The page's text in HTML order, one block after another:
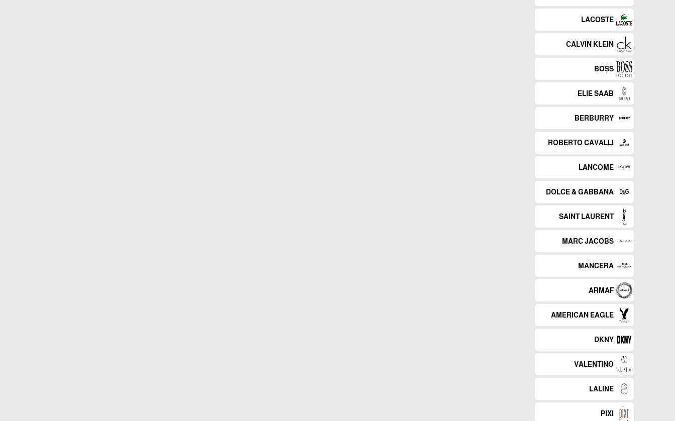
LACOSTE
CALVIN KLEIN
BOSS
ELIE SAAB
BERBURRY
ROBERTO CAVALLI
LANCOME
DOLCE & GABBANA
SAINT LAURENT
MARC JACOBS
MANCERA
ARMAF
AMERICAN EAGLE
DKNY
VALENTINO
LALINE
PIXI